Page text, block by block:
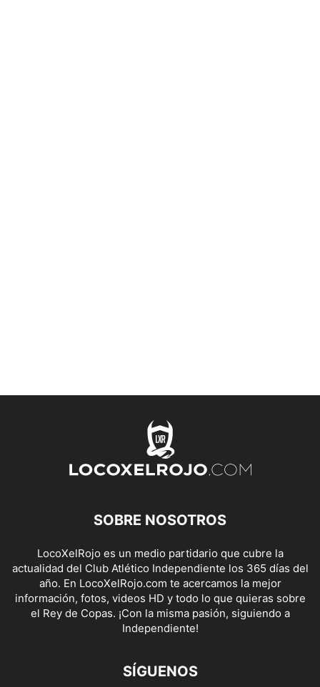
SOBRE NOSOTROS
LocoXelRojo es un medio partidario que cubre la
actualidad del Club Atlético Independiente los 365 días del
año. En LocoXelRojo.com te acercamos la mejor
información, fotos, videos HD y todo lo que quieras sobre
el Rey de Copas. ¡Con la misma pasión, siguiendo a
Independiente!
SÍGUENOS